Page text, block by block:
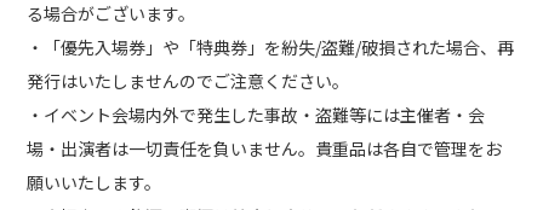
る場合がございます。
・「優先入場券」や「特典券」を紛失/盗難/破損された場合、再
発行はいたしませんのでご注意ください。
・イベント会場内外で発生した事故・盗難等には主催者・会
場・出演者は一切責任を負いません。貴重品は各自で管理をお
願いいたします。